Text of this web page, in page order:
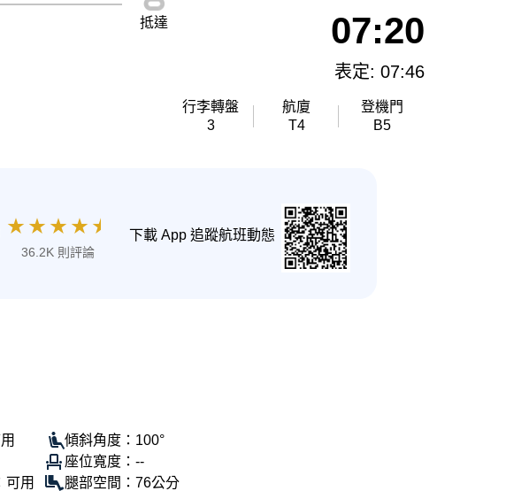
抵達 07:20
表定: 07:46
行李轉盤
3
航廈
T4
登機門
B5
★ ★ ★ ★ ★
36.2K 則評論
下載 App 追蹤航班動態
可用
傾斜角度：100°
座位寬度：--
腿部空間：76公分